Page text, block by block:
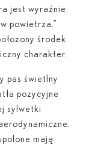
jest wyraźnie
powietrza.”
środek
charakter.
pas świetlny
pozycyjne
sylwetki
mają